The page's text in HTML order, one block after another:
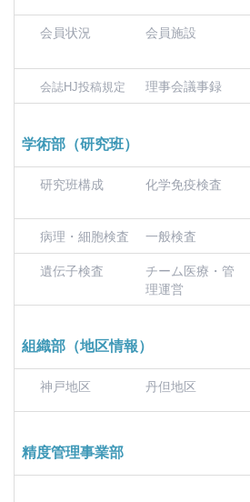
会員状況 会員施設
会誌HJ投稿規定 理事会議事録
学術部（研究班）
研究班構成 化学免疫検査
病理・細胞検査
一般検査
遺伝子検査
チーム医療・管
理運営
組織部（地区情報）
神戸地区 丹但地区
精度管理事業部